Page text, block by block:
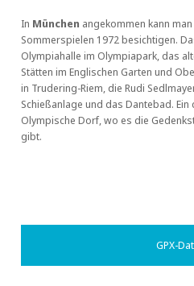
In München angekommen kann
Sommerspielen 1972 besichtigen.
Olympiahalle im Olympiapark, das
Stätten im Englischen Garten und
in Trudering-Riem, die Rudi
Schießanlage und das Dantebad.
Olympische Dorf, wo es die
gibt.
GPX-